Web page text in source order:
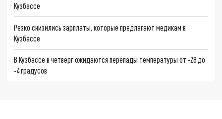
Кузбассе
Резко снизились зарплаты, которые предлагают медикам в
Кузбассе
В Кузбассе в четверг ожидаются перепады температуры от -28 до
-4 градусов